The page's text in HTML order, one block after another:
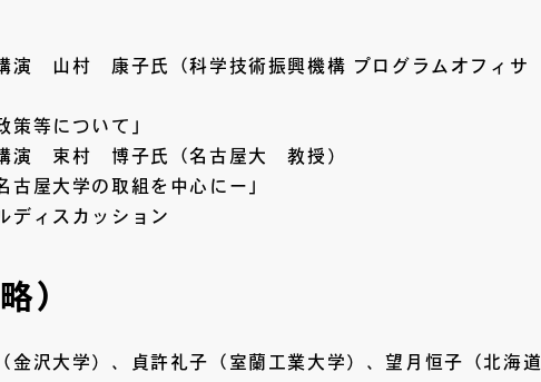
演 山村 康子氏（科学技術振興機構 プログラムオフィサ
策等について」
演 束村 博子氏（名古屋大 教授）
古屋大学の取組を中心にー」
ディスカッション
）
金沢大学）、貞許礼子（室蘭工業大学）、望月恒子（北海道